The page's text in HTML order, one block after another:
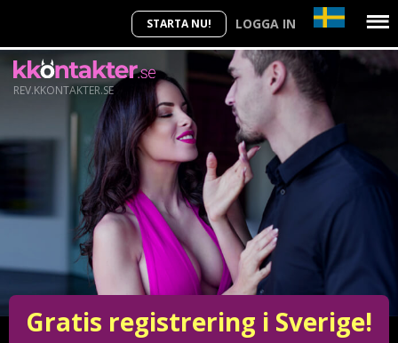
STARTA NU! LOGGA IN
REV.KKONTAKTER.SE
Gratis registrering i Sverige!